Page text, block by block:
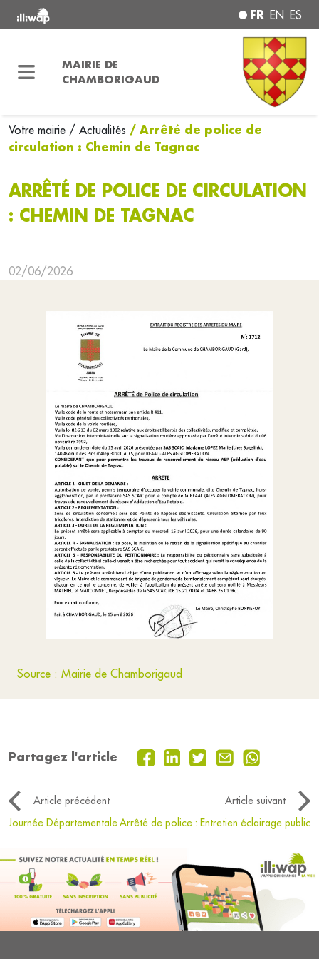
FR EN ES
MAIRIE DE
CHAMBORIGAUD
Votre mairie / Actualités / Arrêté de police de
circulation : Chemin de Tagnac
ARRÊTÉ DE POLICE DE CIRCULATION
: CHEMIN DE TAGNAC
02/06/2026
Source : Mairie de Chamborigaud
Partagez l'article
Article précédent
Article suivant
Journée DépartementaleArrêté de police : Entretien éclairage public